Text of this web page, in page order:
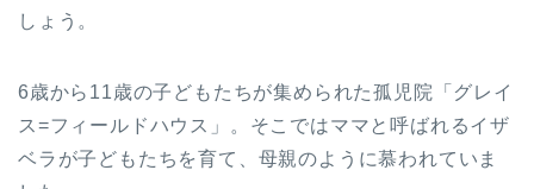
しょう。
6歳から11歳の子どもたちが集められた孤児院「グレイ
ス=フィールドハウス」。そこではママと呼ばれるイザ
ベラが子どもたちを育て、母親のように慕われていま